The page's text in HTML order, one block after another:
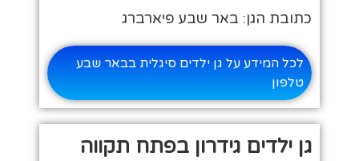
כתובת הגן: באר שבע פיארברג
לכל המידע על גן ילדים סיגלית בבאר שבע
טלפון
גן ילדים גידרון בפתח תקווה